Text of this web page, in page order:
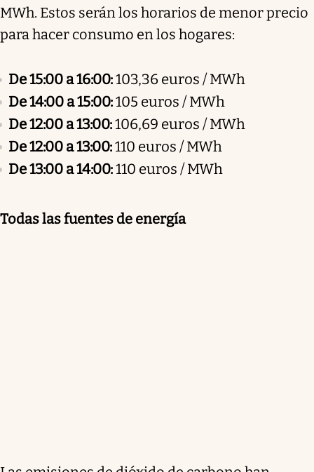
MWh. Estos serán los horarios de menor precio
para hacer consumo en los hogares:
De 15:00 a 16:00:103,36 euros / MWh
De 14:00 a 15:00:105 euros / MWh
De 12:00 a 13:00:106,69 euros / MWh
De 12:00 a 13:00:110 euros / MWh
De 13:00 a 14:00:110 euros / MWh
Todas las fuentes de energía